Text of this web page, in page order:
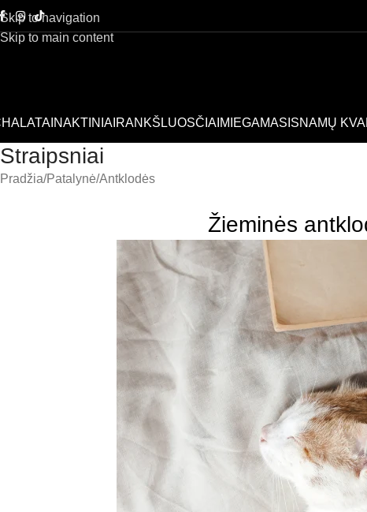
Skip to navigation
Skip to main content
NAKTINIAI RANKŠLUOSČIAI MIEGAMASISNAMŲ
Straipsniai
Pradžia Patalynė Antklodės
Žieminės